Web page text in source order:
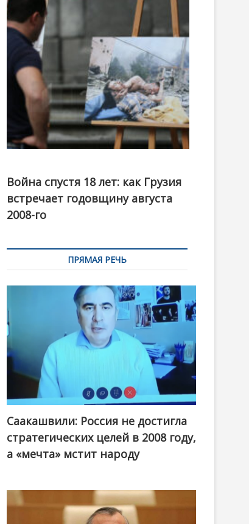
o
n
канал
Война спустя 18 лет: как Грузия
встречает годовщину августа
2008-го
ПРЯМАЯ РЕЧЬ
Саакашвили: Россия не достигла
стратегических целей в 2008 году,
а «мечта» мстит народу